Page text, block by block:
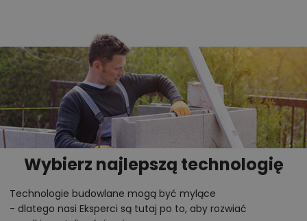
optymalizacja kosztów budowy domu według
tego projektu,
informacje szczegółowe - np. wymiary
pomieszczeń, instalacje, materiały?
Zadzwoń52 384 49 90lub NAPISZ
Wybierz najlepszą technologię
Technologie budowlane mogą być mylące
- dlatego nasi Eksperci są tutaj po to, aby rozwiać